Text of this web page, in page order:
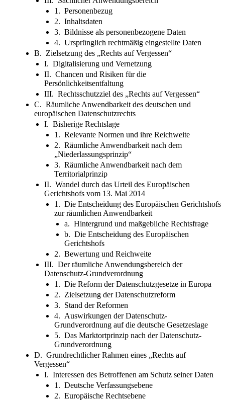
1. Personenbezug
2. Inhaltsdaten
3. Bildnisse als personenbezogene Daten
4. Ursprünglich rechtmäßig eingestellte Daten
B. Zielsetzung des „Rechts auf Vergessen“
I. Digitalisierung und Vernetzung
II. Chancen und Risiken für die
Persönlichkeitsentfaltung
III. Rechtsschutzziel des „Rechts auf Vergessen“
C. Räumliche Anwendbarkeit des deutschen und
europäischen Datenschutzrechts
I. Bisherige Rechtslage
1. Relevante Normen und ihre Reichweite
2. Räumliche Anwendbarkeit nach dem
„Niederlassungsprinzip“
3. Räumliche Anwendbarkeit nach dem
Territorialprinzip
II. Wandel durch das Urteil des Europäischen
Gerichtshofs vom 13. Mai 2014
1. Die Entscheidung des Europäischen Gerichtshofs
zur räumlichen Anwendbarkeit
a. Hintergrund und maßgebliche Rechtsfrage
b. Die Entscheidung des Europäischen
Gerichtshofs
2. Bewertung und Reichweite
III. Der räumliche Anwendungsbereich der
Datenschutz-Grundverordnung
1. Die Reform der Datenschutzgesetze in Europa
2. Zielsetzung der Datenschutzreform
3. Stand der Reformen
4. Auswirkungen der Datenschutz-
Grundverordnung auf die deutsche Gesetzeslage
5. Das Marktortprinzip nach der Datenschutz-
Grundverordnung
D. Grundrechtlicher Rahmen eines „Rechts auf
Vergessen“
I. Interessen des Betroffenen am Schutz seiner Daten
1. Deutsche Verfassungsebene
2. Europäische Rechtsebene